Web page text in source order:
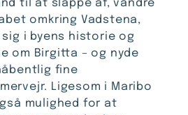
til at slappe af, vandre
omkring Vadstena,
i byens historie og
om Birgitta – og nyde
fine
Ligesom i Maribo
mulighed for at